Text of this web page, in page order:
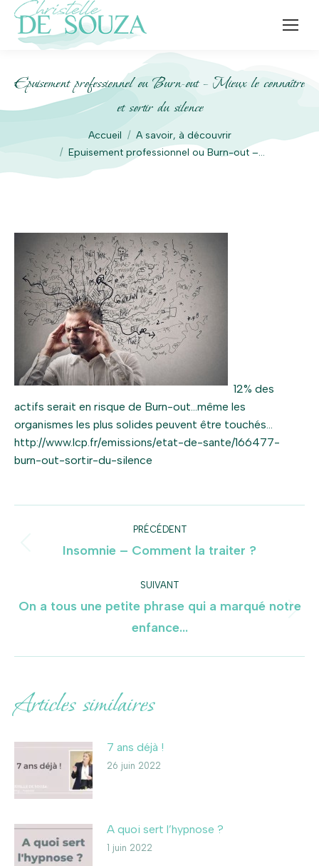
Epuisement professionnel ou Burn-out – Mieux le connaître
et sortir du silence
Accueil
A savoir, à découvrir
Epuisement professionnel ou Burn-out –…
12% des
actifs serait en risque de Burn-out…même les
organismes les plus solides peuvent être touchés…
http://www.lcp.fr/emissions/etat-de-sante/166477-
burn-out-sortir-du-silence
article
PRÉCÉDENT
Article
:
Insomnie – Comment la traiter ?
SUIVANT
suivant
On a tous une petite phrase qui a marqué notre
enfance…
Articles similaires
7 ans déjà !
26 juin 2022
A quoi sert l’hypnose ?
1 juin 2022